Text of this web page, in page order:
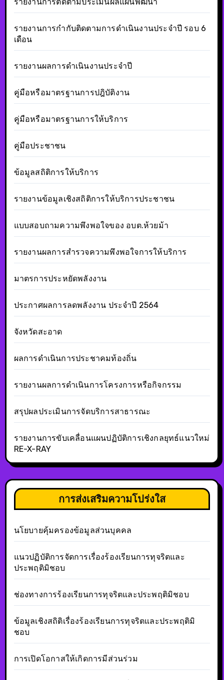
รายงานการติดตามประเมินผลแผนพัฒนา
รายงานการกำกับติดตามการดำเนินงานประจำปี รอบ 6
เดือน
รายงานผลการดำเนินงานประจำปี
คู่มือหรือมาตรฐานการปฎิบัติงาน
คู่มือหรือมาตรฐานการให้บริการ
คู่มือประชาชน
ข้อมูลสถิติการให้บริการ
รายงานข้อมูลเชิงสถิติการให้บริการประชาชน
แบบสอบถามความพึงพอใจของ อบต.ห้วยม้า
รายงานผลการสำรวจความพึงพอใจการให้บริการ
มาตรการประหยัดพลังงาน
ประกาศผลการลดพลังงาน ประจำปี 2564
จังหวัดสะอาด
ผลการดำเนินการประชาคมท้องถิ่น
รายงานผลการดำเนินการโครงการหรือกิจกรรม
สรุปผลประเมินการจัดบริการสาธารณะ
รายงานการขับเคลื่อนแผนปฏิบัติการเชิงกลยุทธ์แนวใหม่
RE-X-RAY
การส่งเสริมความโปร่งใส
นโยบายคุ้มครองข้อมูลส่วนบุคคล
แนวปฏิบัติการจัดการเรื่องร้องเรียนการทุจริตและ
ประพฤติมิชอบ
ช่องทางการร้องเรียนการทุจริตและประพฤติมิชอบ
ข้อมูลเชิงสถิติเรื่องร้องเรียนการทุจริตและประพฤติมิ
ชอบ
การเปิดโอกาสให้เกิดการมีส่วนร่วม